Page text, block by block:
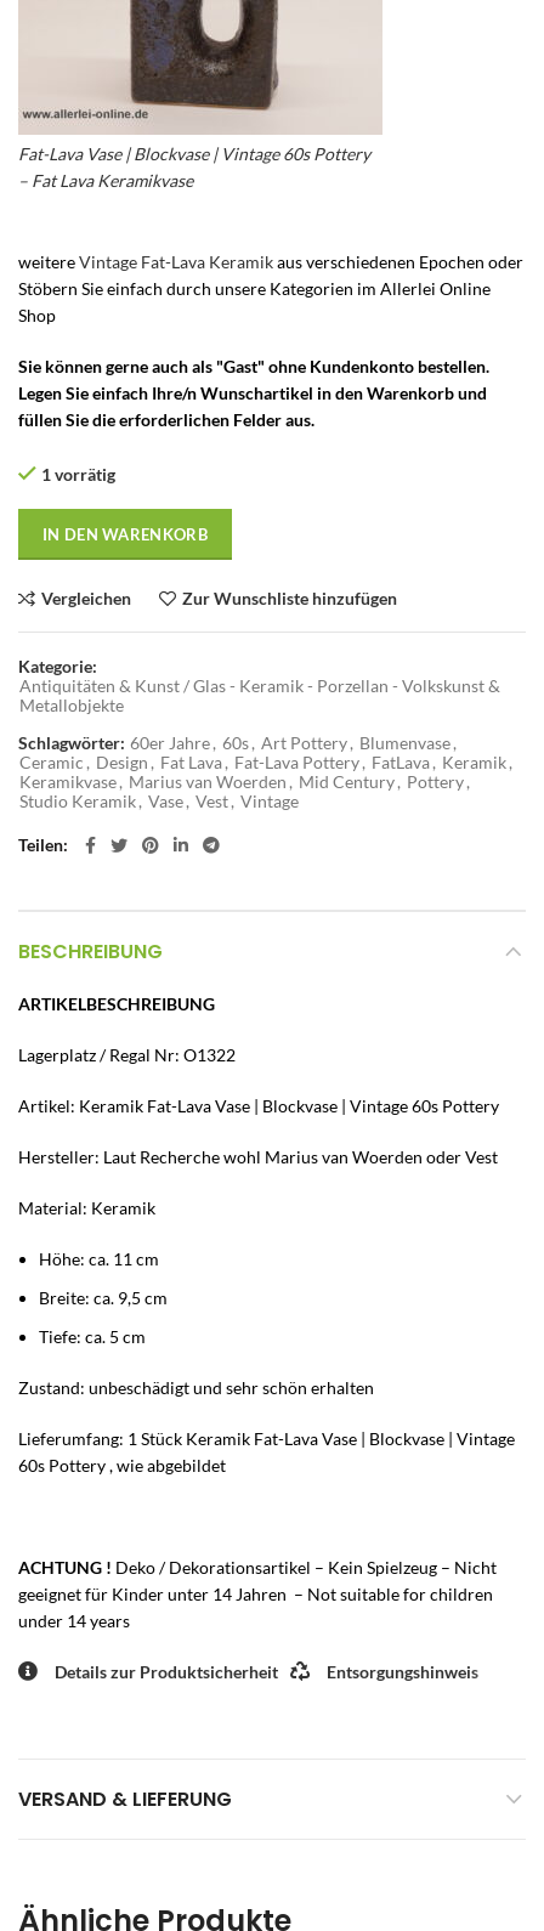
Fat-Lava Vase | Blockvase | Vintage 60s Pottery
– Fat Lava Keramikvase
weitereVintage Fat-Lava Keramikaus verschiedenen Epochen oder
Stöbern Sie einfach durch unsere Kategorien im Allerlei Online
Shop
Sie können gerne auch als "Gast" ohne Kundenkonto bestellen.
Legen Sie einfach Ihre/n Wunschartikel in den Warenkorb und
füllen Sie die erforderlichen Felder aus.
1 vorrätig
IN DEN WARENKORB
Vergleichen Zur Wunschliste hinzufügen
Kategorie:
Antiquitäten & Kunst / Glas - Keramik - Porzellan - Volkskunst &
Metallobjekte
Schlagwörter: 60er Jahre, 60s, Art Pottery, Blumenvase,
Ceramic , Design , Fat Lava, Fat-Lava Pottery, FatLava, Keramik,
Keramikvase, Marius van Woerden , Mid Century, Pottery,
Studio Keramik, Vase, Vest, Vintage
Teilen
BESCHREIBUNG
ARTIKELBESCHREIBUNG
Lagerplatz / Regal Nr: O1322
Artikel: Keramik Fat-Lava Vase | Blockvase | Vintage 60s Pottery
Hersteller: Laut Recherche wohl Marius van Woerden oder Vest
Material: Keramik
Höhe: ca. 11 cm
Breite: ca. 9,5 cm
Tiefe: ca. 5 cm
Zustand: unbeschädigt und sehr schön erhalten
Lieferumfang: 1 Stück Keramik Fat-Lava Vase | Blockvase | Vintage
60s Pottery , wie abgebildet
ACHTUNG ! Deko / Dekorationsartikel – Kein Spielzeug – Nicht
geeignet für Kinder unter 14 Jahren – Not suitable for children
under 14 years
Details zur Produktsicherheit Entsorgungshinweis
VERSAND & LIEFERUNG
Ähnliche Produkte